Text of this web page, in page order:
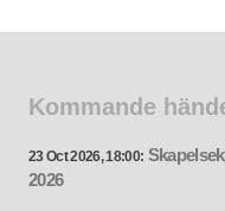
Kommande
23 Oct 2026, 18:00:
2026